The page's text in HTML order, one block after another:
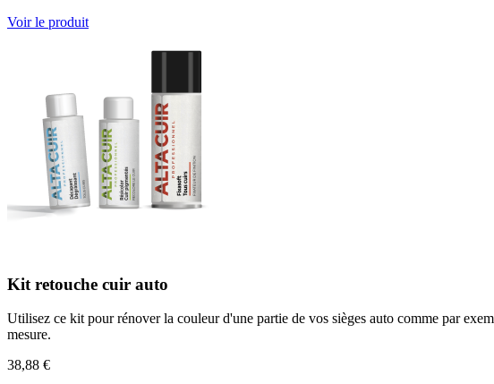
Voir le produit
Kit retouche cuir auto
Utilisez ce kit pour rénover la couleur d'une partie de vos sièges auto comme par
mesure.
38,88 €